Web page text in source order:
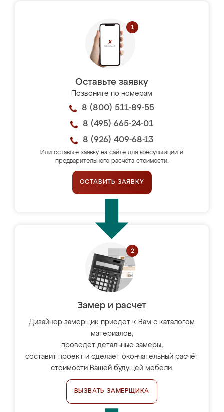
Оставьте заявку
Позвоните по номерам
8 (800) 511-89-55
8 (495) 665-24-01
8 (926) 409-68-13
Или оставьте заявку на сайте для консультации и
предварительного расчёта стоимости.
ОСТАВИТЬ ЗАЯВКУ
Замер и расчет
Дизайнер-замерщик приедет к Вам с каталогом
материалов,
проведёт детальные замеры,
составит проект и сделает окончательный расчёт
стоимости Вашей будущей мебели.
ВЫЗВАТЬ ЗАМЕРЩИКА